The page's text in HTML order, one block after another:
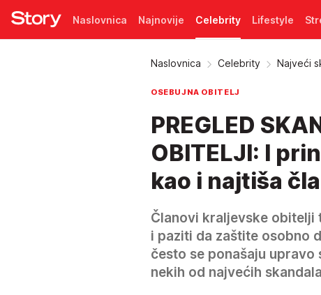
Naslovnica Najnovije Celebrity Lifestyle
Naslovnica Celebrity Najveći
OSEBUJNA OBITELJ
PREGLED
OBITELJI: I
kao i najtiša
Članovi kraljevske
i paziti da zaštite osobno
često se ponašaju
nekih od najvećih